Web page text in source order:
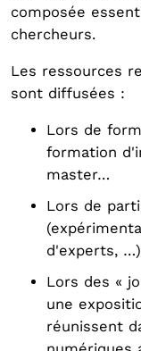
composée
chercheurs.
Les ressources
sont diffusées :
Lors de
formation
master…
Lors de
d'experts, …)
Lors des «
une
réunissent